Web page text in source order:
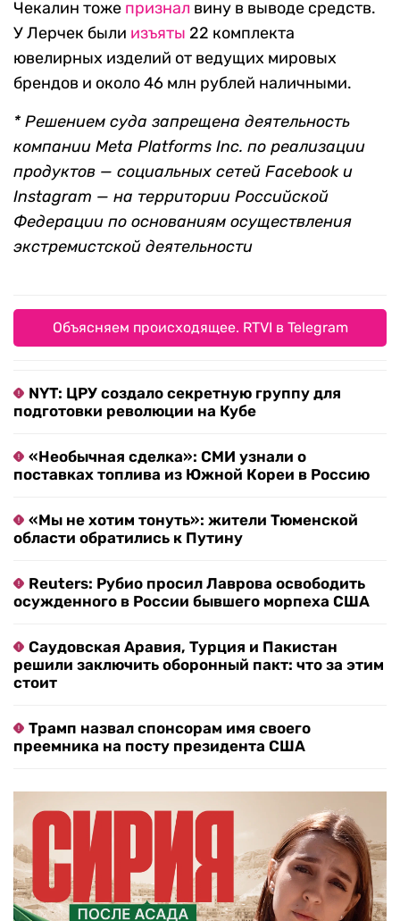
Чекалин тоже признал вину в выводе средств.
У Лерчек были изъяты 22 комплекта
ювелирных изделий от ведущих мировых
брендов и около 46 млн рублей наличными.
* Решением суда запрещена деятельность
компании Meta Platforms Inc. по реализации
продуктов — социальных сетей Facebook и
Instagram — на территории Российской
Федерации по основаниям осуществления
экстремистской деятельности
Объясняем происходящее. RTVI в Telegram
NYT: ЦРУ создало секретную группу для
подготовки революции на Кубе
«Необычная сделка»: СМИ узнали о
поставках топлива из Южной Кореи в Россию
«Мы не хотим тонуть»: жители Тюменской
области обратились к Путину
Reuters: Рубио просил Лаврова освободить
осужденного в России бывшего морпеха США
Саудовская Аравия, Турция и Пакистан
решили заключить оборонный пакт: что за этим
стоит
Трамп назвал спонсорам имя своего
преемника на посту президента США